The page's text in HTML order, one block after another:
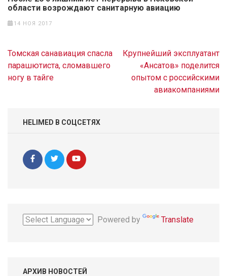
области возрождают санитарную авиацию
14 НОЯ 2017
Навигация
по
записям
Томская санавиация спасла
парашютиста, сломавшего
ногу в тайге
Крупнейший эксплуатант
«Ансатов» поделится
опытом с российскими
авиакомпаниями
HELIMED В СОЦСЕТЯХ
Powered by Translate
АРХИВ НОВОСТЕЙ